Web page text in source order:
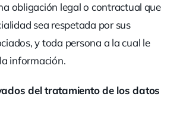
obligación legal o contractual que
sea respetada por sus
y toda persona a la cual le
información.
del tratamiento de los datos